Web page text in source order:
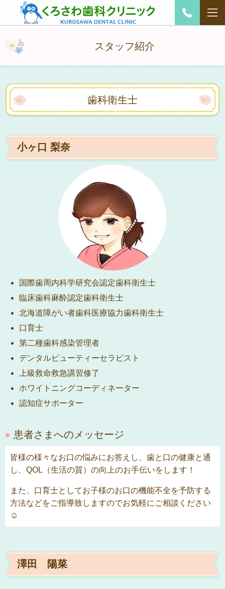
スタッフ紹介
歯科衛生士
小ヶ口 梨奈
国際歯周内科学研究会認定歯科衛生士
臨床歯科麻酔認定歯科衛生士
北海道障がい者歯科医療協力歯科衛生士
口育士
第二種歯科感染管理者
デンタルビューティーセラピスト
上級救命救急講習修了
ホワイトニングコーディネーター
認知症サポーター
患者さまへのメッセージ
皆様の様々なお口の悩みにお答えし、歯と口の健康と通
し、QOL（生活の質）の向上のお手伝いをします！
また、口育士としてお子様のお口の機能不全を予防する
方法などをご指導致しますのでお気軽にご相談ください
☺
澤田 陽菜